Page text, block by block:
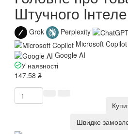
Штучного
Grok Perplexity
Microsoft Copilot
Google AI
У наявності
147.58 ₴
Швидке